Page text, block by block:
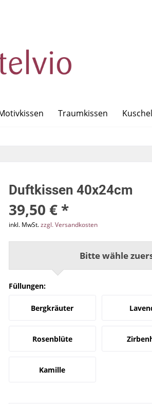
Traumkissen
Duftkissen 40x24cm
39,50 € *
inkl. MwSt.zzgl. Versandkosten
Bitte wähle
Füllungen:
Bergkräuter
Rosenblüte
Kamille